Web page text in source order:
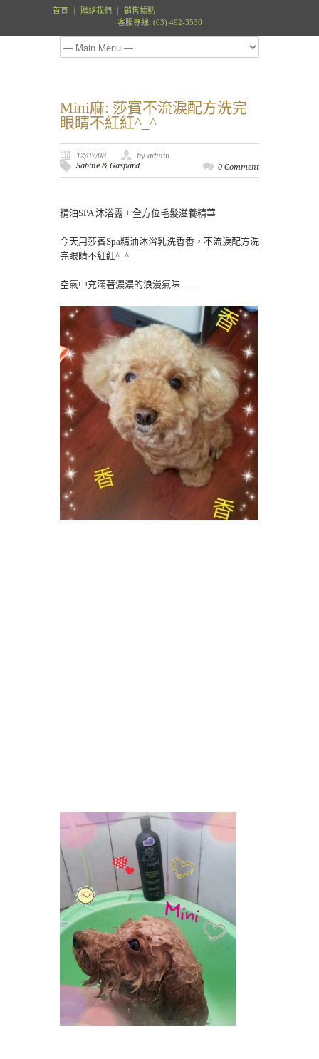
首頁 聯絡我們
銷售據點
客服專線: (03) 492-3530
Mini麻: 莎賓不流淚配方洗完
眼睛不紅紅^_^
12/07/08
by admin
Sabine & Gaspard
0 Comment
精油SPA 沐浴露 + 全方位毛髮滋養精華
今天用莎賓Spa精油沐浴乳洗香香，不流淚配方洗
完眼睛不紅紅^_^
空氣中充滿著濃濃的浪漫氣味……